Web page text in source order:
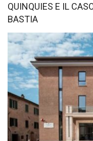
QUINQUIES E IL
BASTIA